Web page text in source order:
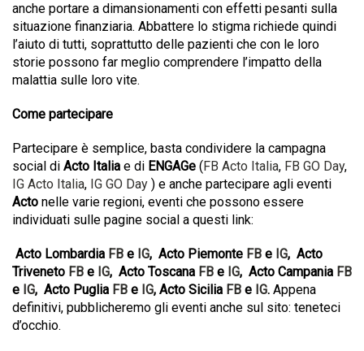
anche portare a dimansionamenti con effetti pesanti sulla
situazione finanziaria. Abbattere lo stigma richiede quindi
l’aiuto di tutti, soprattutto delle pazienti che con le loro
storie possono far meglio comprendere l’impatto della
malattia sulle loro vite.
Come partecipare
Partecipare è semplice, basta condividere la campagna
social di Acto Italia e di ENGAGe ( FB Acto Italia, FB GO Day,
IG Acto Italia, IG GO Day ) e anche partecipare agli eventi
Acto nelle varie regioni, eventi che possono essere
individuati sulle pagine social a questi link:
Acto Lombardia FB e IG, Acto Piemonte FB e IG, Acto
Triveneto FB e IG, Acto Toscana FB e IG, Acto Campania FB
e IG, Acto Puglia FB e IG, Acto Sicilia FB e IG. Appena
definitivi, pubblicheremo gli eventi anche sul sito: teneteci
d’occhio.